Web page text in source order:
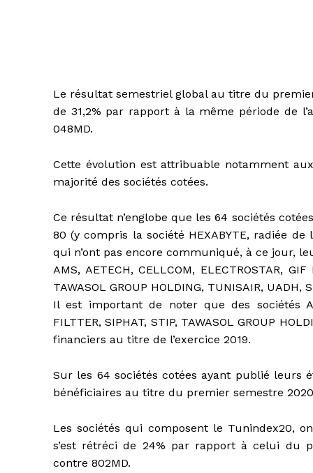
Le résultat semestriel global au titre du
de 31,2% par rapport à la même période de
048MD.
Cette évolution est attribuable notamment
majorité des sociétés cotées.
Ce résultat n’englobe que les 64 sociétés
80 (y compris la société HEXABYTE, radiée
qui n’ont pas encore communiqué, à ce jour,
AMS, AETECH, CELLCOM, ELECTROSTAR,
TAWASOL GROUP HOLDING, TUNISAIR, UADH,
Il est important de noter que des sociétés
FILTTER, SIPHAT, STIP, TAWASOL GROUP
financiers au titre de l’exercice 2019.
Sur les 64 sociétés cotées ayant publié leurs
bénéficiaires au titre du premier semestre
Les sociétés qui composent le Tunindex20,
s’est rétréci de 24% par rapport à celui du
contre 802MD.